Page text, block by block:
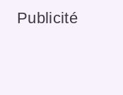
Publicité